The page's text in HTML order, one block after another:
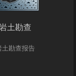
土勘查
土勘查报告